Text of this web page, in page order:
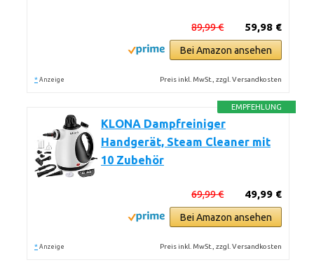
59,98 €
89,99 €
Bei Amazon ansehen
* Anzeige Preis inkl. MwSt., zzgl. Versandkosten
EMPFEHLUNG
KLONA Dampfreiniger
Handgerät, Steam Cleaner mit
10 Zubehör
49,99 €
69,99 €
Bei Amazon ansehen
* Anzeige Preis inkl. MwSt., zzgl. Versandkosten